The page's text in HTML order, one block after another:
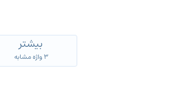
بیشتر
۳ واژه مشابه